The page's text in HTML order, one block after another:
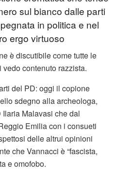
sul bianco dalle parti
in politica e nel
ergo virtuoso
è discutibile come tutte le
contenuto razzista.
del PD: oggi il copione
sdegno alla archeologa,
Malavasi che dal
Emilia con i consueti
delle altrui opinioni
che Vannacci è “fascista,
e omofobo.